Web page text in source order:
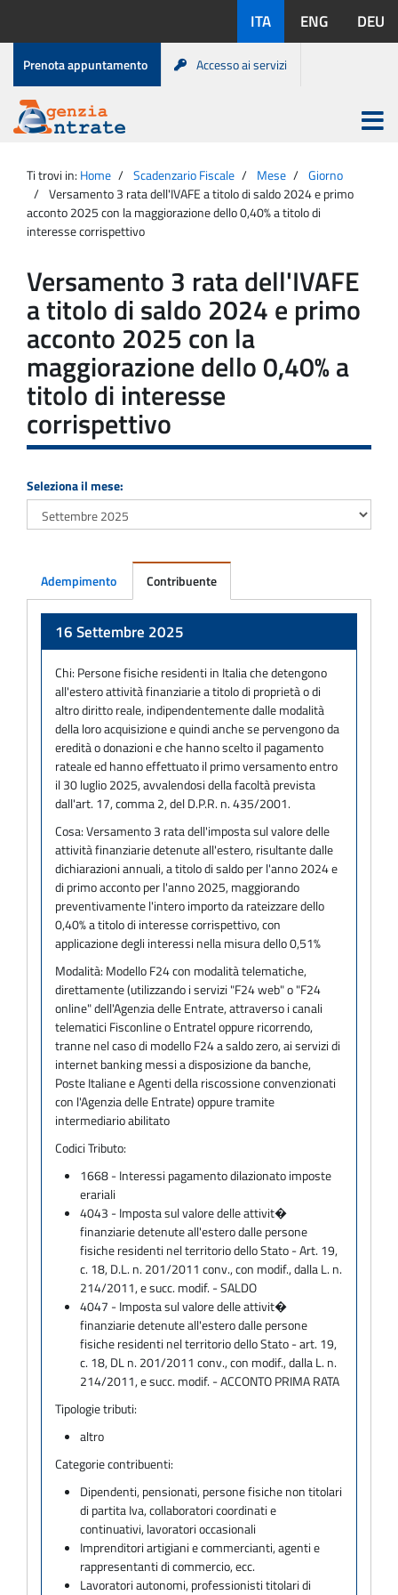
contenuto
disponibili:
ITA ENG DEU
Menu
di
servizio
Prenota appuntamento Accesso ai servizi
Agenzia
Entrate
Apri
menu
principale
Ti trovi in: Home Scadenzario Fiscale Mese
Giorno
Versamento 3 rata dell'IVAFE a titolo di saldo 2024 e primo
acconto 2025 con la maggiorazione dello 0,40% a titolo di
interesse corrispettivo
Versamento 3 rata dell'IVAFE
a titolo di saldo 2024 e primo
acconto 2025 con la
maggiorazione dello 0,40% a
titolo di interesse
corrispettivo
Seleziona il mese:
Adempimento Contribuente
16 Settembre 2025
Chi: Persone fisiche residenti in Italia che detengono
all'estero attività finanziarie a titolo di proprietà o di
altro diritto reale, indipendentemente dalle modalità
della loro acquisizione e quindi anche se pervengono da
eredità o donazioni e che hanno scelto il pagamento
rateale ed hanno effettuato il primo versamento entro
il 30 luglio 2025, avvalendosi della facoltà prevista
dall'art. 17, comma 2, del D.P.R. n. 435/2001.
Cosa:Versamento 3 rata dell'imposta sul valore delle
attività finanziarie detenute all'estero, risultante dalle
dichiarazioni annuali, a titolo di saldo per l'anno 2024 e
di primo acconto per l'anno 2025, maggiorando
preventivamente l'intero importo da rateizzare dello
0,40% a titolo di interesse corrispettivo, con
applicazione degli interessi nella misura dello 0,51%
Modalità: Modello F24 con modalità telematiche,
direttamente (utilizzando i servizi "F24 web" o "F24
online" dell'Agenzia delle Entrate, attraverso i canali
telematici Fisconline o Entratel oppure ricorrendo,
tranne nel caso di modello F24 a saldo zero, ai servizi di
internet banking messi a disposizione da banche,
Poste Italiane e Agenti della riscossione convenzionati
con l'Agenzia delle Entrate) oppure tramite
intermediario abilitato
Codici Tributo:
1668 - Interessi pagamento dilazionato imposte
erariali
4043 - Imposta sul valore delle attivit�
finanziarie detenute all'estero dalle persone
fisiche residenti nel territorio dello Stato - Art. 19,
c. 18, D.L. n. 201/2011 conv., con modif., dalla L. n.
214/2011, e succ. modif. - SALDO
4047 - Imposta sul valore delle attivit�
finanziarie detenute all'estero dalle persone
fisiche residenti nel territorio dello Stato - art. 19,
c. 18, DL n. 201/2011 conv., con modif., dalla L. n.
214/2011, e succ. modif. - ACCONTO PRIMA RATA
Tipologie tributi:
altro
Categorie contribuenti:
Dipendenti, pensionati, persone fisiche non titolari
di partita Iva, collaboratori coordinati e
continuativi, lavoratori occasionali
Imprenditori artigiani e commercianti, agenti e
rappresentanti di commercio, ecc.
Lavoratori autonomi, professionisti titolari di